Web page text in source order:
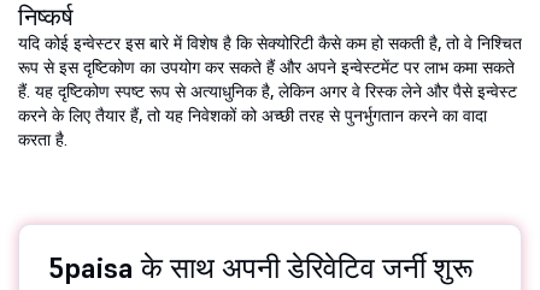
निष्कर्ष
यदि कोई इन्वेस्टर इस बारे में विशेष है कि सेक्योरिटी कैसे कम हो सकती है, तो वे निश्चित
रूप से इस दृष्टिकोण का उपयोग कर सकते हैं और अपने इन्वेस्टमेंट पर लाभ कमा सकते
हैं. यह दृष्टिकोण स्पष्ट रूप से अत्याधुनिक है, लेकिन अगर वे रिस्क लेने और पैसे इन्वेस्ट
करने के लिए तैयार हैं, तो यह निवेशकों को अच्छी तरह से पुनर्भुगतान करने का वादा
करता है.
5paisa के साथ अपनी डेरिवेटिव जर्नी शुरू